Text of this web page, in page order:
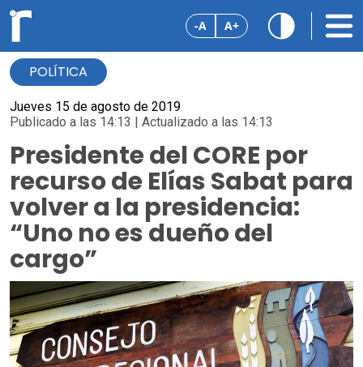
-A A+
POLÍTICA
Jueves 15 de agosto de 2019
Publicado a las 14:13 | Actualizado a las 14:13
Presidente del CORE por
recurso de Elías Sabat para
volver a la presidencia:
“Uno no es dueño del
cargo”